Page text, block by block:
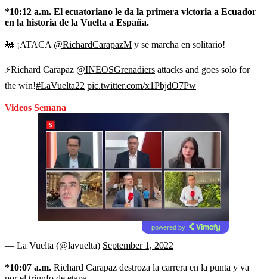
*10:12 a.m. El ecuatoriano le da la primera victoria a Ecuador
en la historia de la Vuelta a España.
🚂 ¡ATACA @RichardCarapazM y se marcha en solitario!
⚡️Richard Carapaz @INEOSGrenadiers attacks and goes solo for
the win!#LaVuelta22 pic.twitter.com/x1PbjdO7Pw
Videos Semana
powered by
— La Vuelta (@lavuelta) September 1, 2022
*10:07 a.m. Richard Carapaz destroza la carrera en la punta y va